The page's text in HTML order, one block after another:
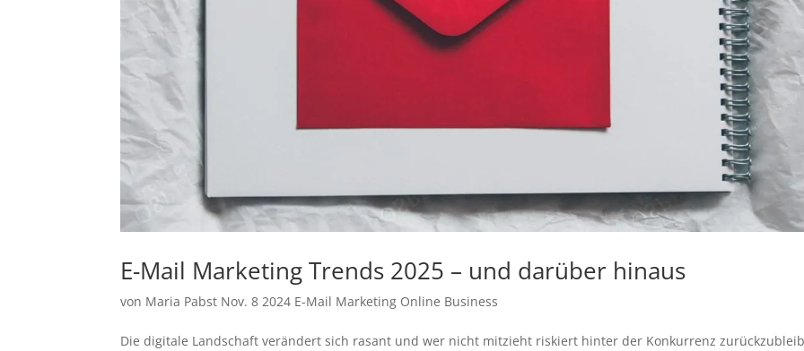
E-Mail Marketing Trends 2025 – und darüber hinaus
von Maria Pabst Nov. 8 2024 E-Mail Marketing Online Business
Die digitale Landschaft verändert sich rasant und wer nicht mitzieht riskiert hinter der Konkurrenz